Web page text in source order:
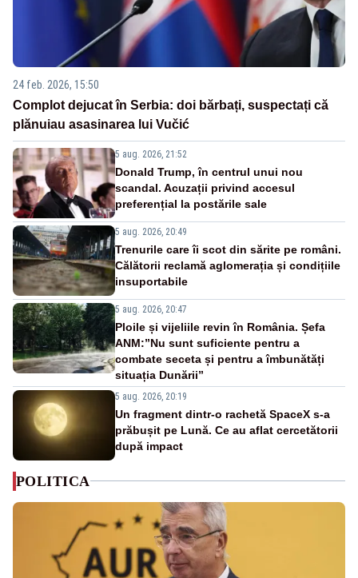
24 feb. 2026, 15:50
Complot dejucat în Serbia: doi bărbați, suspectați că
plănuiau asasinarea lui Vučić
5 aug. 2026, 21:52
Donald Trump, în centrul unui nou
scandal. Acuzații privind accesul
preferențial la postările sale
5 aug. 2026, 20:49
Trenurile care îi scot din sărite pe români.
Călătorii reclamă aglomerația și condițiile
insuportabile
5 aug. 2026, 20:47
Ploile și vijeliile revin în România. Șefa
ANM:”Nu sunt suficiente pentru a
combate seceta și pentru a îmbunătăți
situația Dunării”
5 aug. 2026, 20:19
Un fragment dintr-o rachetă SpaceX s-a
prăbușit pe Lună. Ce au aflat cercetătorii
după impact
POLITICA